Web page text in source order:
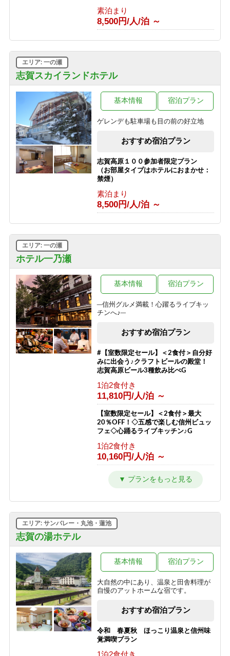
素泊まり
8,500円/人/泊 ～
志賀スカイランドホテル
エリア: 一の瀬
ゲレンデも駐車場も目の前の好立地
基本情報 宿泊プラン
おすすめ宿泊プラン
志賀高原１００参加者限定プラン
（お部屋タイプはホテルにおまかせ：
禁煙）
素泊まり
8,500円/人/泊 ～
ホテル一乃瀬
エリア: 一の瀬
─信州グルメ満載！心躍るライブキッ
チンへ♪─
基本情報 宿泊プラン
おすすめ宿泊プラン
#【室数限定セール】＜2食付＞自分好
みに出会う♪クラフトビールの殿堂！
志賀高原ビール3種飲み比べG
1泊2食付き
11,810円/人/泊 ～
【室数限定セール】＜2食付＞最大
20％OFF！◇五感で楽しむ信州ビュッ
フェ◇心踊るライブキッチン♪G
1泊2食付き
10,160円/人/泊 ～
【2連泊以上限定】＜2食付＞最大
20％OFF◇五感で楽しむ信州ビュッフ
10,160円/人/泊 ～
れるライブキッチン＜2食付＞G
1泊2食付き
10,825円/人/泊 ～
【28日前限定】＜2食付＞最大
20％OFF！◇五感で楽しむ信州ビュッ
フェ◇心踊るライブキッチン♪G
1泊2食付き
10,160円/人/泊 ～
志賀の湯ホテル
エリア: サンバレー・丸池・蓮池
大自然の中にあり、温泉と田舎料理が
自慢のアットホームな宿です。
基本情報 宿泊プラン
おすすめ宿泊プラン
令和 春夏秋 ほっこり温泉と信州味
覚満喫プラン
1泊2食付き